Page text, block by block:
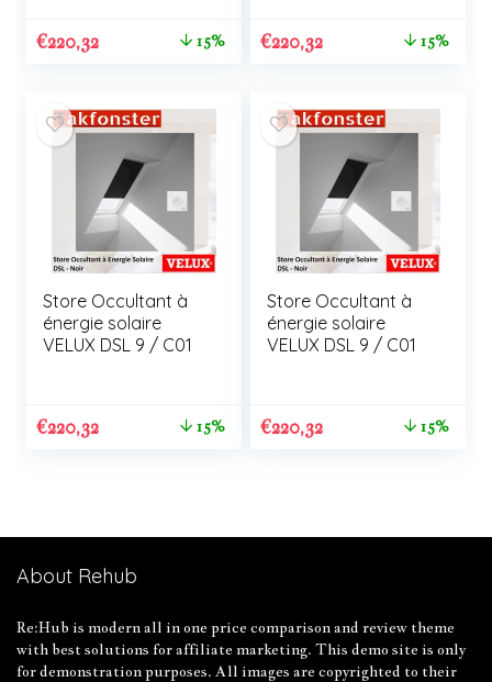
€220,32 15% €220,32 15%
Store Occultant à
énergie solaire
VELUX DSL 9 / C01
€220,32 15%
Store Occultant à
énergie solaire
VELUX DSL 9 / C01
€220,32 15%
About Rehub
Re:Hub is modern all in one price comparison and review theme
with best solutions for affiliate marketing. This demo site is only
for demonstration purposes. All images are copyrighted to their